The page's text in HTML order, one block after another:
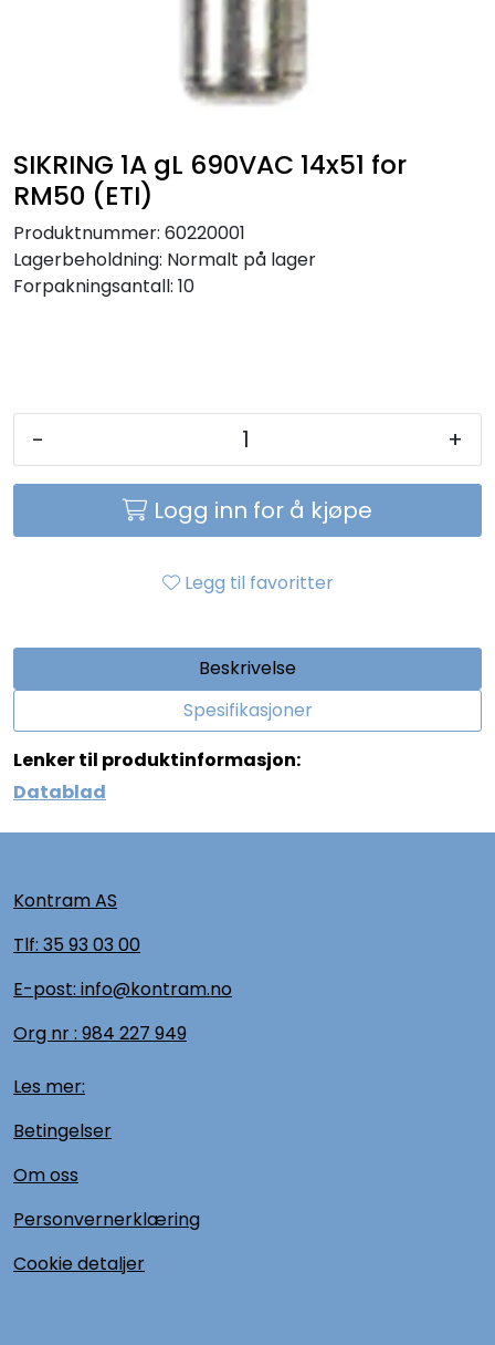
SIKRING 1A gL 690VAC 14x51 for
RM50 (ETI)
Produktnummer: 60220001
Lagerbeholdning: Normalt på lager
Forpakningsantall: 10
- +
Logg inn for å kjøpe
Legg til favoritter
Beskrivelse
Spesifikasjoner
Lenker til produktinformasjon:
Datablad
Kontram AS
Tlf: 35 93 03 00
E-post: info@kontram.no
Org nr : 984 227 949
Les mer:
Betingelser
Om oss
Personvernerklæring
Cookie detaljer